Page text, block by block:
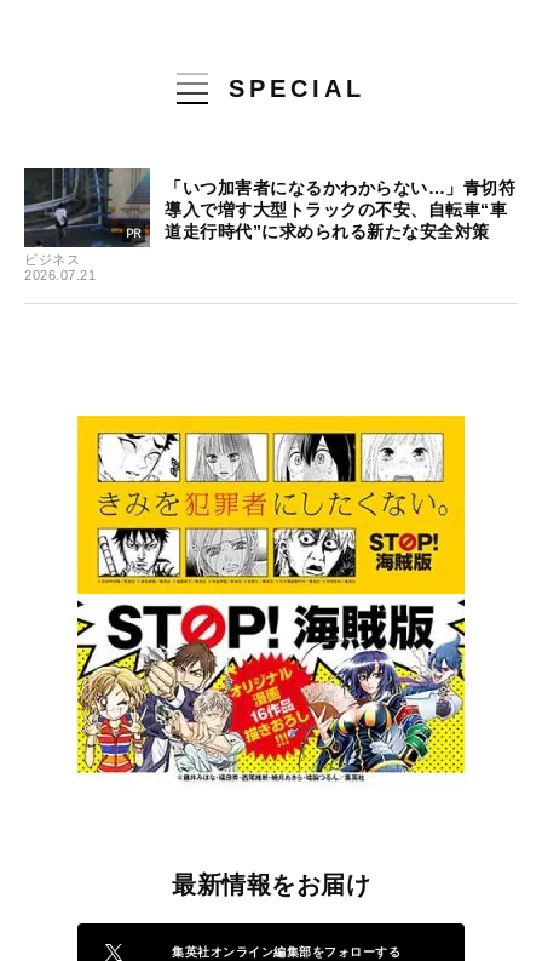
SPECIAL
ビジネス
2026.07.21
「いつ加害者になるかわからない…」青切符
導入で増す大型トラックの不安、自転車“車
道走行時代”に求められる新たな安全対策
最新情報をお届け
集英社オンライン編集部をフォローする